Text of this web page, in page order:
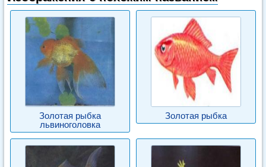
Золотая рыбка
львиноголовка
Золотая рыбка